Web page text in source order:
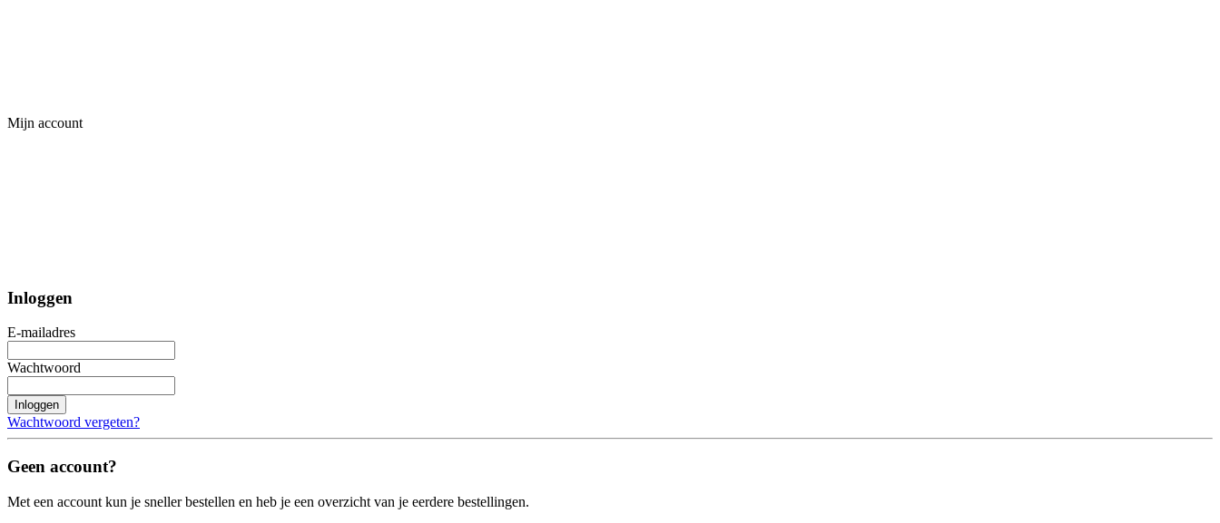
Mijn account
Inloggen
E-mailadres
Wachtwoord
Inloggen
Wachtwoord vergeten?
Geen account?
Met een account kun je sneller bestellen en heb je een overzicht van je eerdere bestellingen.